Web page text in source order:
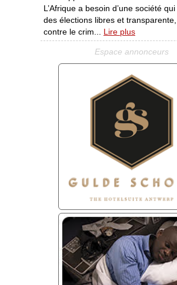
L’Afrique a besoin d’une société
des élections libres et
contre le crim... Lire plus
Espace annonceurs